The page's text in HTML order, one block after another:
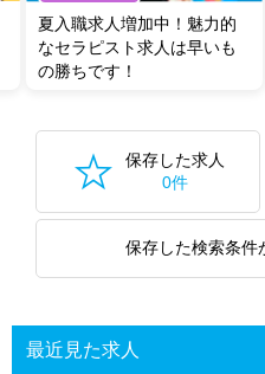
夏入職求人増加中！魅力的
なセラピスト求人は早いも
の勝ちです！
保存した求人
0件
保存した検索条件
最近見た求人